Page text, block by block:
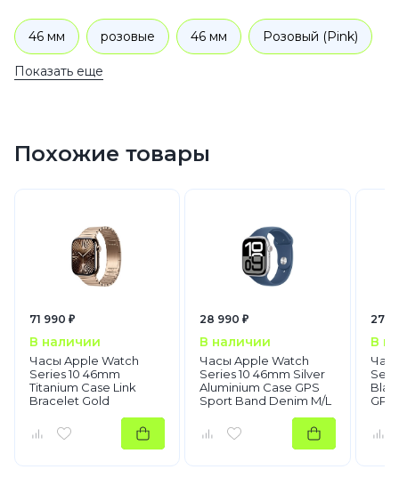
46 мм розовые 46 мм Розовый (Pink)
Розовый (Pink)
Умные смарт часы Apple Watch
Apple Watch Series 10
Показать еще
Похожие товары
71 990 ₽
В наличии
Часы Apple Watch
Series 10 46mm
Titanium Case Link
Bracelet Gold
28 990 ₽
В наличии
Часы Apple Watch
Series 10 46mm Silver
Aluminium Case GPS
Sport Band Denim M/L
27
В